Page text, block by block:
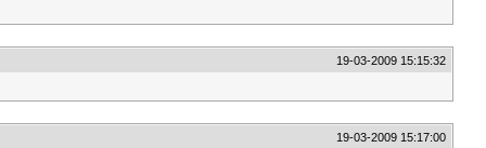
19-03-2009 15:15:32
19-03-2009 15:17:00